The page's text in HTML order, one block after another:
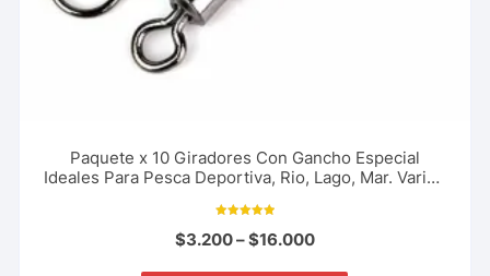
Paquete x 10 Giradores Con Gancho Especial
Ideales Para Pesca Deportiva, Rio, Lago, Mar. Varios
5.00
de 5
$3.200–$16.000